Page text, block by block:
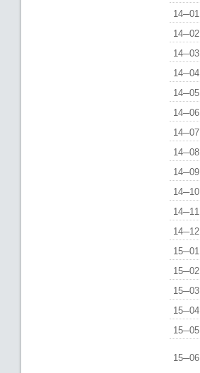
14─01
14─02
14─03
14─04
14─05
14─06
14─07
14─08
14─09
14─10
14─11
14─12
15─01
15─02
15─03
15─04
15─05
15─06